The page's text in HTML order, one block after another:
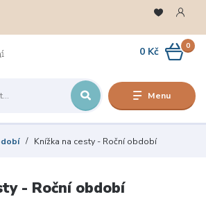
Menu
0
0 Kč
Knížka na cesty - Roční období
- Roční období